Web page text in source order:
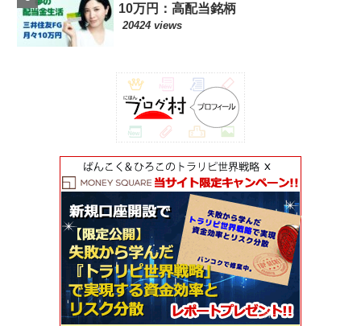
10万円：高配当銘柄
20424 views